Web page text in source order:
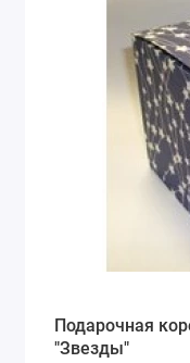
Подарочная
"Звезды"